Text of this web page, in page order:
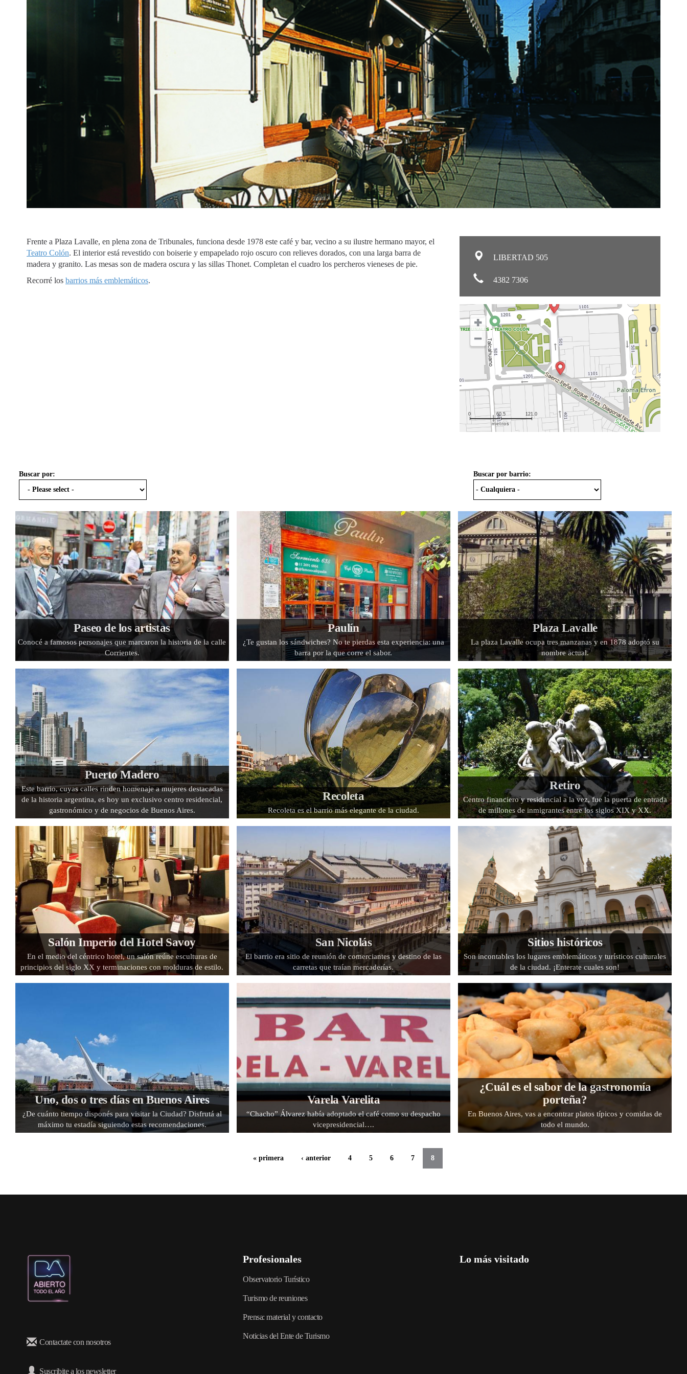
Frente a Plaza Lavalle, en plena zona de Tribunales, funciona desde 1978 este café y bar, vecino a su ilustre hermano mayor, el
Teatro Colón. El interior está revestido con boiserie y empapelado rojo oscuro con relieves dorados, con una larga barra de
madera y granito. Las mesas son de madera oscura y las sillas Thonet. Completan el cuadro los percheros vieneses de pie.
Recorré los barrios más emblemáticos.
LIBERTAD 505
4382 7306
metros
0 60.5 121.0
Buscar por barrio:
Buscar por:
Paseo de los artistas
Conocé a famosos personajes que marcaron la historia de la calle
Corrientes.
Paulín
¿Te gustan los sándwiches? No te pierdas esta experiencia: una
barra por la que corre el sabor.
Plaza Lavalle
La plaza Lavalle ocupa tres manzanas y en 1878 adoptó su
nombre actual.
Puerto Madero
Este barrio, cuyas calles rinden homenaje a mujeres destacadas
de la historia argentina, es hoy un exclusivo centro residencial,
gastronómico y de negocios de Buenos Aires.
Recoleta
Recoleta es el barrio más elegante de la ciudad.
Retiro
Centro financiero y residencial a la vez, fue la puerta de entrada
de millones de inmigrantes entre los siglos XIX y XX.
Salón Imperio del Hotel Savoy
En el medio del céntrico hotel, un salón reúne esculturas de
principios del siglo XX y terminaciones con molduras de estilo.
San Nicolás
El barrio era sitio de reunión de comerciantes y destino de las
carretas que traían mercaderías.
Sitios históricos
Son incontables los lugares emblemáticos y turísticos culturales
de la ciudad. ¡Enterate cuales son!
Uno, dos o tres días en Buenos Aires
¿De cuánto tiempo disponés para visitar la Ciudad? Disfrutá al
máximo tu estadía siguiendo estas recomendaciones.
Varela Varelita
“Chacho” Álvarez había adoptado el café como su despacho
vicepresidencial….
¿Cuál es el sabor de la gastronomía
porteña?
En Buenos Aires, vas a encontrar platos típicos y comidas de
todo el mundo.
« primera ‹ anterior 4 5 6 7 8
Contactate con nosotros
Suscribite a los newsletter
Profesionales
Observatorio Turístico
Turismo de reuniones
Prensa: material y contacto
Noticias del Ente de Turismo
Lo más visitado